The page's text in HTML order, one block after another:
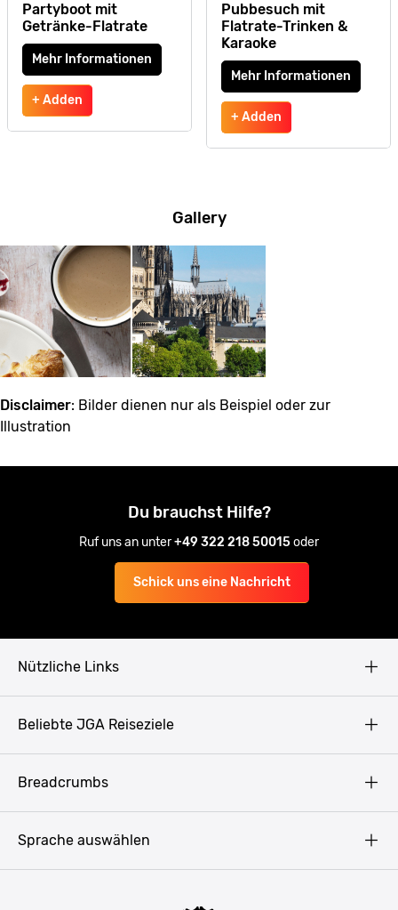
Partyboot mit
Getränke-Flatrate
Mehr Informationen
+ Adden
Pubbesuch mit
Flatrate-Trinken &
Karaoke
Mehr Informationen
+ Adden
Gallery
Disclaimer: Bilder dienen nur als Beispiel oder zur
Illustration
Du brauchst Hilfe?
Ruf uns an unter+49 322 218 50015oder
Schick uns eine Nachricht
Nützliche Links
Presse
Beliebte JGA Reiseziele
Bukarest
Breadcrumbs
Sprache auswählen